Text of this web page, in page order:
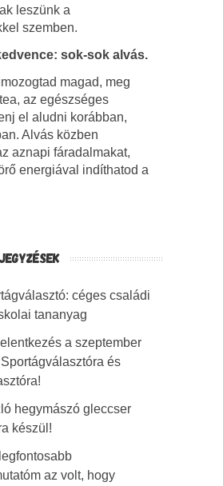
leszünk a
szemben.
sok-sok alvás.
magad, meg
az egészséges
el aludni korábban,
Alvás közben
aznapi fáradalmakat,
energiával indíthatod a
céges családi
tananyag
a szeptember
és
hegymászó gleccser
készül!
az volt, hogy